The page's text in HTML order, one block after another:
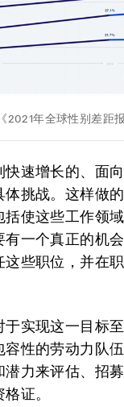
2021年全球性别差距报
速增长的、面
体挑战。这样做
使这些工作领
有一个真正的机
这些职位，并在
实现这一目标
性的劳动力队
力来评估、招
证。